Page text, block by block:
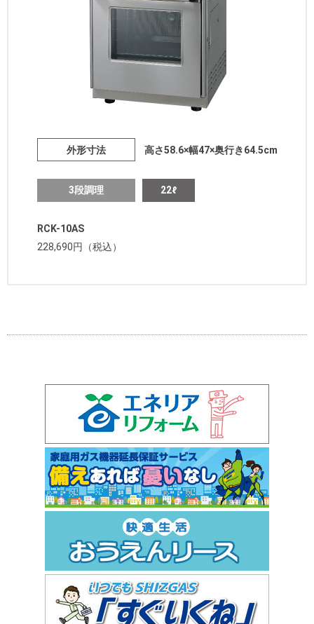
外形寸法 高さ58.6×幅47×奥行き64.5cm
3段調理 22ℓ
RCK-10AS
228,690円（税込）